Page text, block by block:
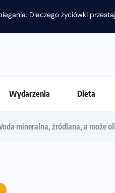
Dlaczego życiówki
Wydarzenia Dieta
mineralna, źródlana, a może